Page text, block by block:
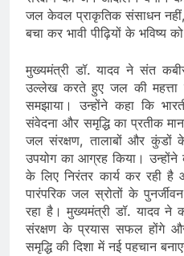
जल केवल प्राकृतिक संसाधन
बचा कर भावी पीढ़ियों के भविष्य
मुख्यमंत्री डॉ. यादव ने संत
उल्लेख करते हुए जल की महत्ता
समझाया। उन्होंने कहा कि
संवेदना और समृद्धि का प्रतीक
जल संरक्षण, तालाबों और कुंडों
उपयोग का आग्रह किया।
के लिए निरंतर कार्य कर रही
पारंपरिक जल स्रोतों के
रहा है। मुख्यमंत्री डॉ. यादव ने
संरक्षण के प्रयास सफल होंगे
समृद्धि की दिशा में नई पहचान